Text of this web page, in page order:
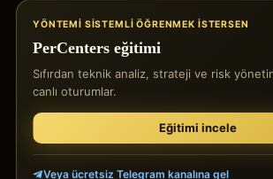
YÖNTEMI SISTEMLI ÖĞRENMEK ISTERSEN
PerCenters eğitimi
Sıfırdan teknik analiz, strateji ve risk
canlı oturumlar.
Eğitimi incele
Veya ücretsiz Telegram kanalına gel